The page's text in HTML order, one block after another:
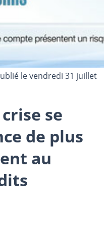
levendredi 31 juillet
se
de plus
au